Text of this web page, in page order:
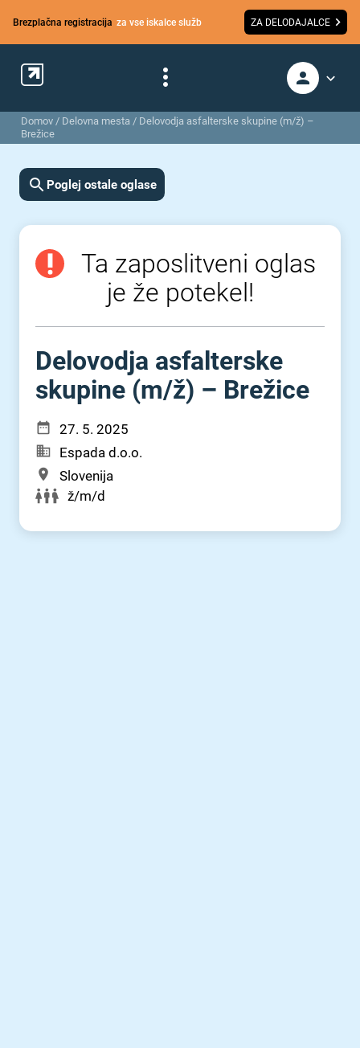
Brezplačna registracija za vse iskalce služb ZA DELODAJALCE
Domov / Delovna mesta / Delovodja asfalterske skupine (m/ž) –
Brežice
Poglej ostale oglase
Ta zaposlitveni oglas
je že potekel!
Delovodja asfalterske
skupine (m⁠/⁠ž) – Brežice
27. 5. 2025
Espada d.o.o.
Slovenija
ž/m/d